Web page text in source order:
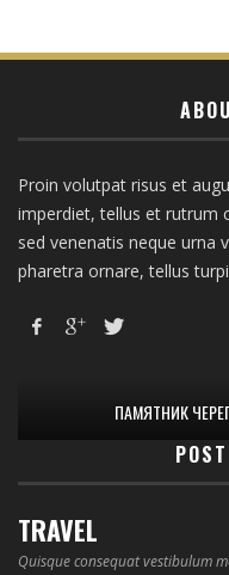
Proin volutpat risus et
imperdiet, tellus et rutrum
sed venenatis neque urna
pharetra ornare, tellus
ПАМЯТНИК
TRAVEL
Quisque consequat vestibulum